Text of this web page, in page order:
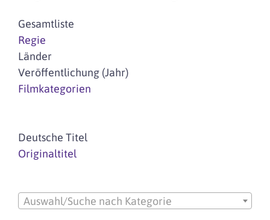
Gesamtliste
Regie
Länder
Veröffentlichung (Jahr)
Filmkategorien
Deutsche Titel
Originaltitel
Auswahl/Suche nach Kategorie